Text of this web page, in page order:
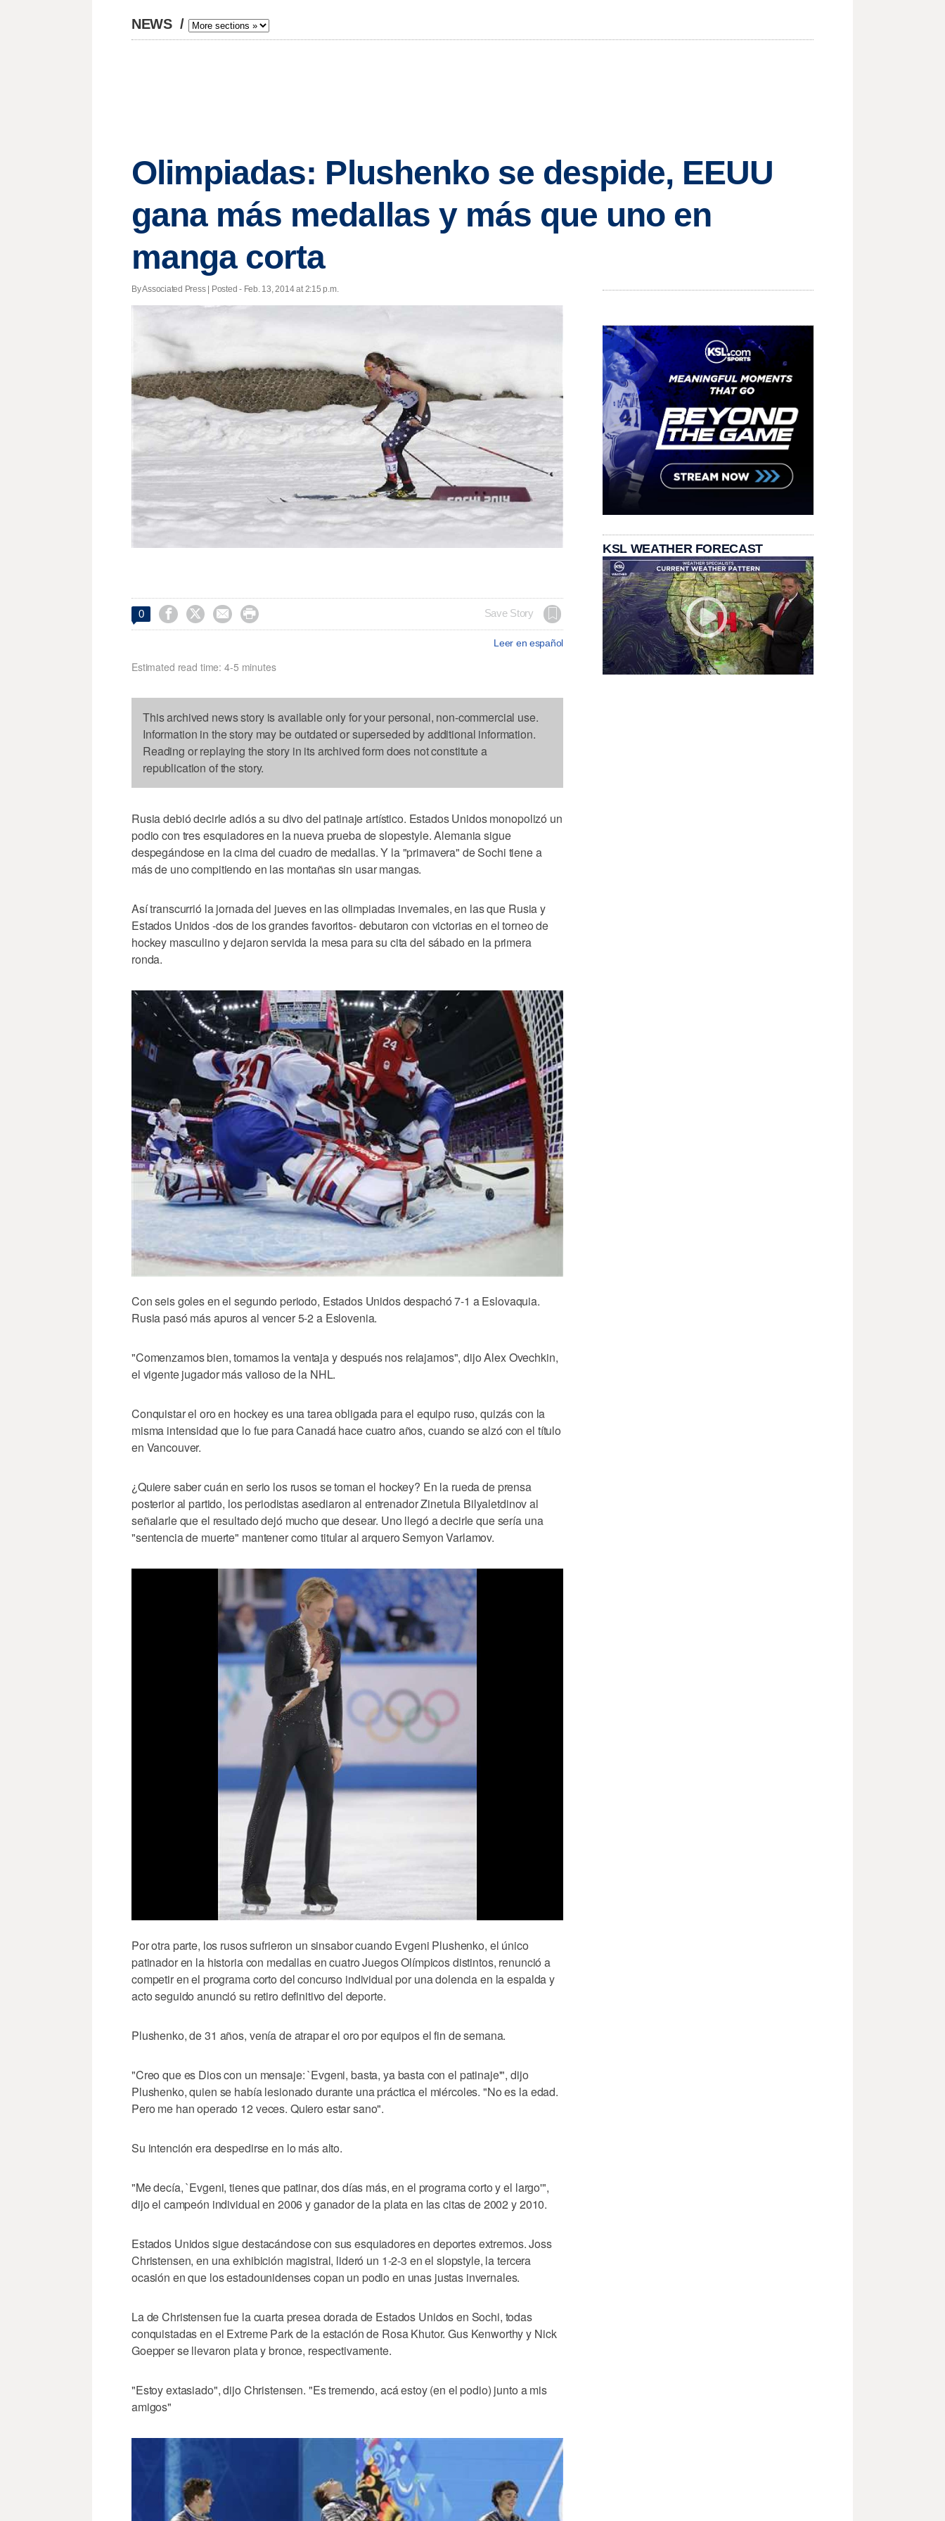
NEWS /
Olimpiadas: Plushenko se despide, EEUU
gana más medallas y más que uno en
manga corta
By Associated Press | Posted - Feb. 13, 2014 at 2:15 p.m.
0     Save Story
Leer en español
Estimated read time: 4-5 minutes
This archived news story is available only for your personal, non-commercial use.
Information in the story may be outdated or superseded by additional information.
Reading or replaying the story in its archived form does not constitute a
republication of the story.
Rusia debió decirle adiós a su divo del patinaje artístico. Estados Unidos monopolizó un
podio con tres esquiadores en la nueva prueba de slopestyle. Alemania sigue
despegándose en la cima del cuadro de medallas. Y la "primavera" de Sochi tiene a
más de uno compitiendo en las montañas sin usar mangas.
Así transcurrió la jornada del jueves en las olimpiadas invernales, en las que Rusia y
Estados Unidos -dos de los grandes favoritos- debutaron con victorias en el torneo de
hockey masculino y dejaron servida la mesa para su cita del sábado en la primera
ronda.
Con seis goles en el segundo periodo, Estados Unidos despachó 7-1 a Eslovaquia.
Rusia pasó más apuros al vencer 5-2 a Eslovenia.
"Comenzamos bien, tomamos la ventaja y después nos relajamos", dijo Alex Ovechkin,
el vigente jugador más valioso de la NHL.
Conquistar el oro en hockey es una tarea obligada para el equipo ruso, quizás con la
misma intensidad que lo fue para Canadá hace cuatro años, cuando se alzó con el título
en Vancouver.
¿Quiere saber cuán en serio los rusos se toman el hockey? En la rueda de prensa
posterior al partido, los periodistas asediaron al entrenador Zinetula Bilyaletdinov al
señalarle que el resultado dejó mucho que desear. Uno llegó a decirle que sería una
"sentencia de muerte" mantener como titular al arquero Semyon Varlamov.
Por otra parte, los rusos sufrieron un sinsabor cuando Evgeni Plushenko, el único
patinador en la historia con medallas en cuatro Juegos Olímpicos distintos, renunció a
competir en el programa corto del concurso individual por una dolencia en la espalda y
acto seguido anunció su retiro definitivo del deporte.
Plushenko, de 31 años, venía de atrapar el oro por equipos el fin de semana.
"Creo que es Dios con un mensaje: `Evgeni, basta, ya basta con el patinaje'", dijo
Plushenko, quien se había lesionado durante una práctica el miércoles. "No es la edad.
Pero me han operado 12 veces. Quiero estar sano".
Su intención era despedirse en lo más alto.
"Me decía, `Evgeni, tienes que patinar, dos días más, en el programa corto y el largo'",
dijo el campeón individual en 2006 y ganador de la plata en las citas de 2002 y 2010.
Estados Unidos sigue destacándose con sus esquiadores en deportes extremos. Joss
Christensen, en una exhibición magistral, lideró un 1-2-3 en el slopstyle, la tercera
ocasión en que los estadounidenses copan un podio en unas justas invernales.
La de Christensen fue la cuarta presea dorada de Estados Unidos en Sochi, todas
conquistadas en el Extreme Park de la estación de Rosa Khutor. Gus Kenworthy y Nick
Goepper se llevaron plata y bronce, respectivamente.
"Estoy extasiado", dijo Christensen. "Es tremendo, acá estoy (en el podio) junto a mis
amigos"
KSL WEATHER FORECAST